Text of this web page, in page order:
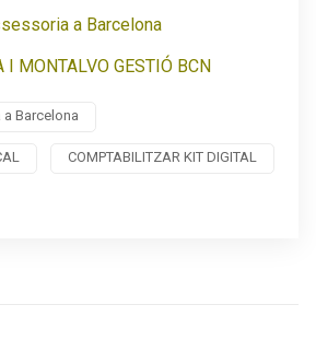
a Barcelona
I MONTALVO GESTIÓ BCN
Barcelona
COMPTABILITZAR KIT DIGITAL